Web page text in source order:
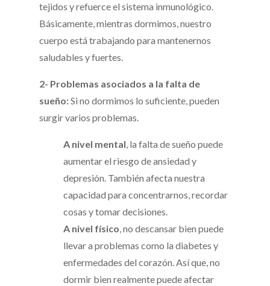
tejidos y refuerce el sistema inmunológico.
Básicamente, mientras dormimos, nuestro
cuerpo está trabajando para mantenernos
saludables y fuertes.
2- Problemas asociados a la falta de
sueño:Si no dormimos lo suficiente, pueden
surgir varios problemas.
A nivel mental, la falta de sueño puede
aumentar el riesgo de ansiedad y
depresión. También afecta nuestra
capacidad para concentrarnos, recordar
cosas y tomar decisiones.
A nivel físico, no descansar bien puede
llevar a problemas como la diabetes y
enfermedades del corazón. Así que, no
dormir bien realmente puede afectar